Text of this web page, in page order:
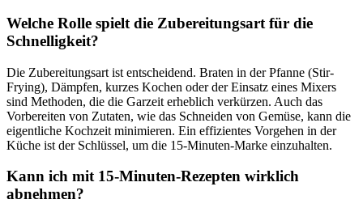
Welche Rolle spielt die Zubereitungsart für die
Schnelligkeit?
Die Zubereitungsart ist entscheidend. Braten in der Pfanne (Stir-
Frying), Dämpfen, kurzes Kochen oder der Einsatz eines Mixers
sind Methoden, die die Garzeit erheblich verkürzen. Auch das
Vorbereiten von Zutaten, wie das Schneiden von Gemüse, kann die
eigentliche Kochzeit minimieren. Ein effizientes Vorgehen in der
Küche ist der Schlüssel, um die 15-Minuten-Marke einzuhalten.
Kann ich mit 15-Minuten-Rezepten wirklich
abnehmen?